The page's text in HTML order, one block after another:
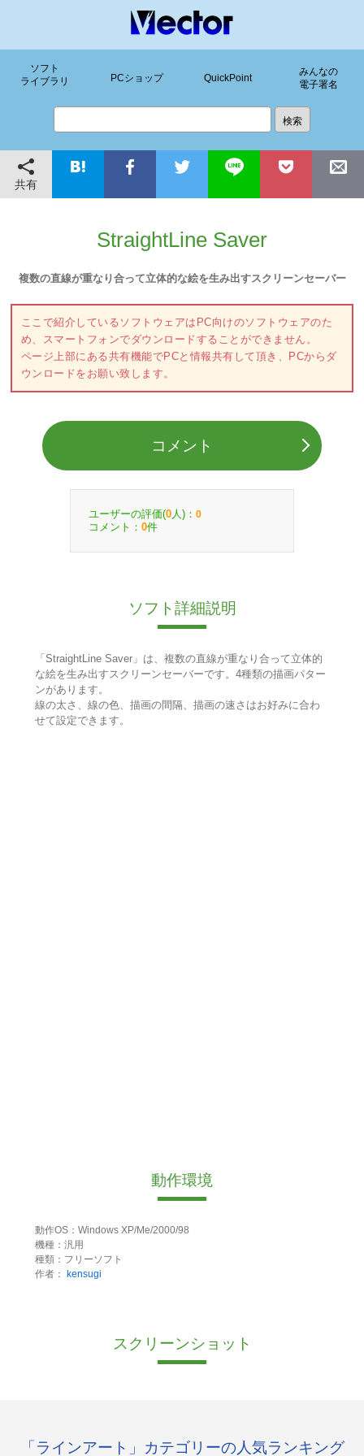
ソフト
ライブラリ
PCショップ QuickPoint
みんなの
電子署名
共有
StraightLine Saver
複数の直線が重なり合って立体的な絵を生み出すスクリーンセーバー
ここで紹介しているソフトウェアはPC向けのソフトウェアのた
め、スマートフォンでダウンロードすることができません。
ページ上部にある共有機能でPCと情報共有して頂き、PCからダ
ウンロードをお願い致します。
コメント
ユーザーの評価(0 人)： 0
コメント： 0件
ソフト詳細説明
「StraightLine Saver」は、複数の直線が重なり合って立体的
な絵を生み出すスクリーンセーバーです。4種類の描画パター
ンがあります。
線の太さ、線の色、描画の間隔、描画の速さはお好みに合わ
せて設定できます。
動作環境
動作OS：Windows XP/Me/2000/98
機種：汎用
種類：フリーソフト
作者：
kensugi
スクリーンショット
「ラインアート」カテゴリーの人気ランキング